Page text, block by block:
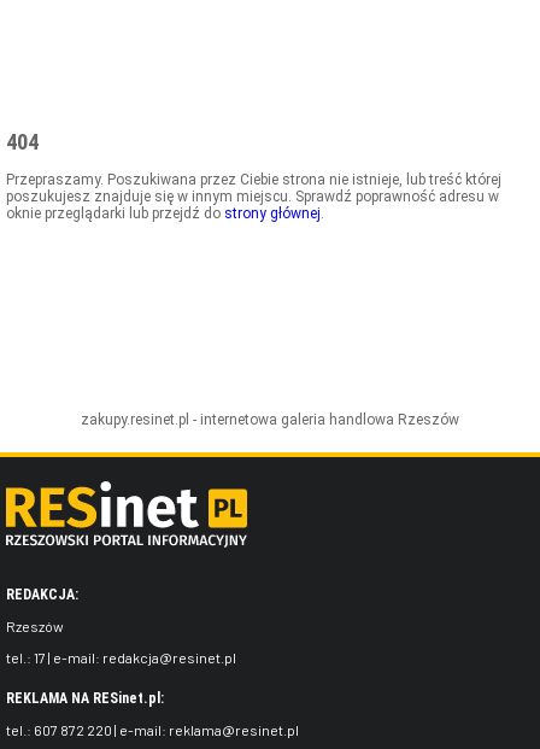
GASTRONOMIA
404
Przepraszamy. Poszukiwana przez Ciebie strona nie istnieje, lub treść której
poszukujesz znajduje się w innym miejscu. Sprawdź poprawność adresu w
oknie przeglądarki lub przejdź do strony głównej.
zakupy.resinet.pl - internetowa galeria handlowa Rzeszów
REDAKCJA:
Rzeszów
tel.: 17 | e-mail: redakcja@resinet.pl
REKLAMA NA RESinet.pl:
tel.: 607 872 220 | e-mail: reklama@resinet.pl